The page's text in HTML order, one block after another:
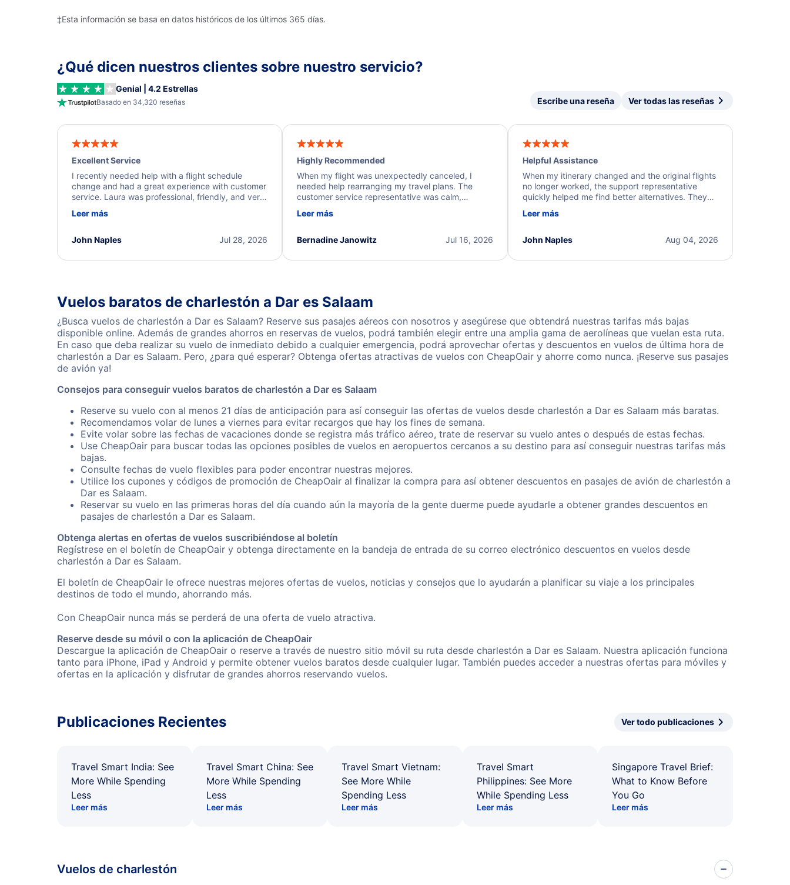
‡Esta información se basa en datos históricos de los últimos 365 días.
¿Qué dicen nuestros clientes sobre nuestro servicio?
Genial | 4.2 Estrellas
Basado en 34,320 reseñas Escribe una reseña Ver todas las reseñas
Excellent Service
I recently needed help with a flight schedule
change and had a great experience with customer
service. Laura was professional, friendly, and very
a solution and kept me informed of the next steps.
Leer más
Jul 28, 2026
John Naples
Highly Recommended
When my flight was unexpectedly canceled, I
needed help rearranging my travel plans. The
customer service representative was calm,
process. They quickly found alternative flight
I truly appreciate the excellent support and
Leer más
Jul 16, 2026
Bernadine Janowitz
Helpful Assistance
When my itinerary changed and the original flights
no longer worked, the support representative
quickly helped me find better alternatives. They
beyond to resolve the issue. I'm grateful for the
Leer más
Aug 04, 2026
John Naples
Vuelos baratos de charlestón a Dar es Salaam
¿Busca vuelos de charlestón a Dar es Salaam? Reserve sus pasajes aéreos con nosotros y asegúrese que obtendrá nuestras tarifas más bajas
disponible online. Además de grandes ahorros en reservas de vuelos, podrá también elegir entre una amplia gama de aerolíneas que vuelan esta ruta.
En caso que deba realizar su vuelo de inmediato debido a cualquier emergencia, podrá aprovechar ofertas y descuentos en vuelos de última hora de
charlestón a Dar es Salaam. Pero, ¿para qué esperar? Obtenga ofertas atractivas de vuelos con CheapOair y ahorre como nunca. ¡Reserve sus pasajes
de avión ya!
Consejos para conseguir vuelos baratos de charlestón a Dar es Salaam
Reserve su vuelo con al menos 21 días de anticipación para así conseguir las ofertas de vuelos desde charlestón a Dar es Salaam más baratas.
Recomendamos volar de lunes a viernes para evitar recargos que hay los fines de semana.
Evite volar sobre las fechas de vacaciones donde se registra más tráfico aéreo, trate de reservar su vuelo antes o después de estas fechas.
Use CheapOair para buscar todas las opciones posibles de vuelos en aeropuertos cercanos a su destino para así conseguir nuestras tarifas más
bajas.
Consulte fechas de vuelo flexibles para poder encontrar nuestras mejores.
Utilice los cupones y códigos de promoción de CheapOair al finalizar la compra para así obtener descuentos en pasajes de avión de charlestón a
Dar es Salaam.
Reservar su vuelo en las primeras horas del día cuando aún la mayoría de la gente duerme puede ayudarle a obtener grandes descuentos en
pasajes de charlestón a Dar es Salaam.
Obtenga alertas en ofertas de vuelos suscribiéndose al boletín
Regístrese en el boletín de CheapOair y obtenga directamente en la bandeja de entrada de su correo electrónico descuentos en vuelos desde
charlestón a Dar es Salaam.
El boletín de CheapOair le ofrece nuestras mejores ofertas de vuelos, noticias y consejos que lo ayudarán a planificar su viaje a los principales
destinos de todo el mundo, ahorrando más.
Con CheapOair nunca más se perderá de una oferta de vuelo atractiva.
Reserve desde su móvil o con la aplicación de CheapOair
Descargue la aplicación de CheapOair o reserve a través de nuestro sitio móvil su ruta desde charlestón a Dar es Salaam. Nuestra aplicación funciona
tanto para iPhone, iPad y Android y permite obtener vuelos baratos desde cualquier lugar. También puedes acceder a nuestras ofertas para móviles y
ofertas en la aplicación y disfrutar de grandes ahorros reservando vuelos.
Publicaciones Recientes Ver todo publicaciones
Travel Smart India: See
More While Spending
Less
Leer más
Travel Smart China: See
More While Spending
Less
Leer más
Travel Smart Vietnam:
See More While
Spending Less
Leer más
Travel Smart
Philippines: See More
While Spending Less
Leer más
Singapore Travel Brief:
What to Know Before
You Go
Leer más
Vuelos de charlestón